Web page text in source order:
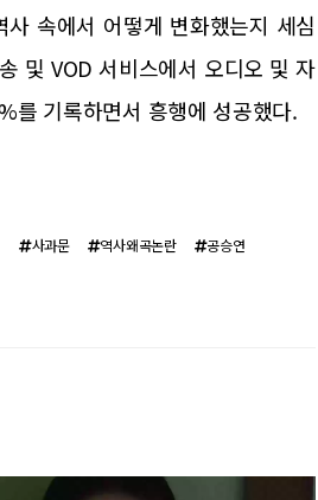
속에서 어떻게 변화했는지 세심
및 VOD 서비스에서 오디오 및 자
를 기록하면서 흥행에 성공했다.
사과문 역사왜곡논란 공승연